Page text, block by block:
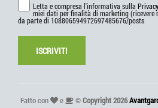
Letta e compresa l'informativa sulla Privacy
miei dati per finalità di marketing (ricevere
da parte di 108806594972697485676/posts
ISCRIVITI
Fatto con e ©Copyright 2026